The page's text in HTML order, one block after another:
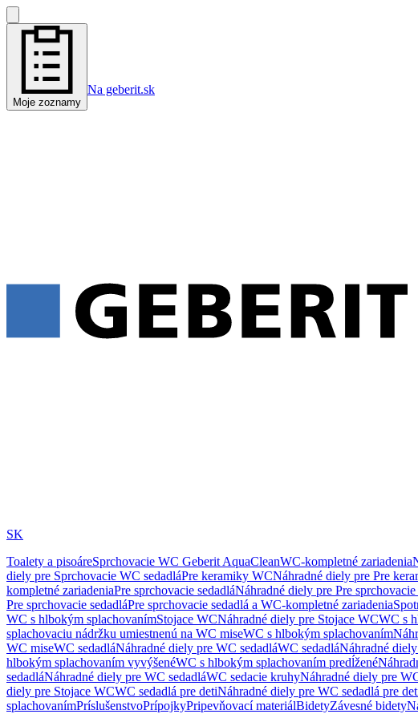
Moje zoznamy
Na geberit.sk
SK
Toalety a pisoáreSprchovacie WC Geberit AquaCleanWC-kompletné zariadenia
diely pre Sprchovacie WC sedadláPre keramiky WCNáhradné diely pre Pre
kompletné zariadeniaPre sprchovacie sedadláNáhradné diely pre Pre sprchovacie
Pre sprchovacie sedadláPre sprchovacie sedadlá a WC-kompletné zariadenia
WC s hlbokým splachovanímStojace WCNáhradné diely pre Stojace WCWC s
splachovaciu nádržku umiestnenú na WC miseWC s hlbokým splachovaním
WC miseWC sedadláNáhradné diely pre WC sedadláWC sedadláNáhradné
hlbokým splachovaním vyvýšenéWC s hlbokým splachovaním predĺžené
sedadláNáhradné diely pre WC sedadláWC sedacie kruhyNáhradné diely pre
diely pre Stojace WCWC sedadlá pre detiNáhradné diely pre WC sedadlá pre
splachovanímPríslušenstvoPrípojkyPripevňovací materiálBidetyZávesné bidety